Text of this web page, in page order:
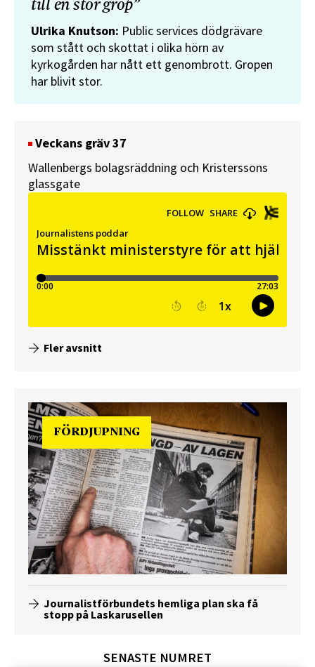
till en stor grop”
Ulrika Knutson: Public services dödgrävare
som stått och skottat i olika hörn av
kyrkogården har nått ett genombrott. Gropen
har blivit stor.
Veckans gräv 37
Wallenbergs bolagsräddning och Kristerssons
glassgate
Fler avsnitt
FÖRDJUPNING
Journalistförbundets hemliga plan ska få
stopp på Laskarusellen
SENASTE NUMRET